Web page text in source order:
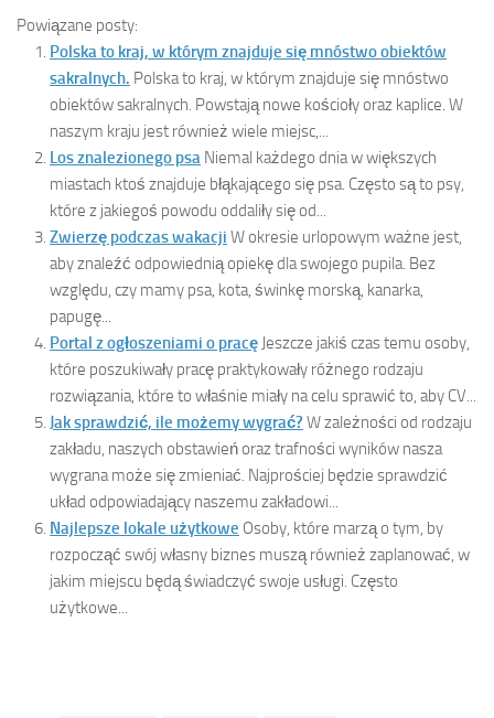
Powiązane posty:
Polska to kraj, w którym znajduje się mnóstwo obiektów
sakralnych. Polska to kraj, w którym znajduje się mnóstwo
obiektów sakralnych. Powstają nowe kościoły oraz kaplice. W
naszym kraju jest również wiele miejsc,...
Los znalezionego psa Niemal każdego dnia w większych
miastach ktoś znajduje błąkającego się psa. Często są to psy,
które z jakiegoś powodu oddaliły się od...
Zwierzę podczas wakacji W okresie urlopowym ważne jest,
aby znaleźć odpowiednią opiekę dla swojego pupila. Bez
względu, czy mamy psa, kota, świnkę morską, kanarka,
papugę...
Portal z ogłoszeniami o pracę Jeszcze jakiś czas temu osoby,
które poszukiwały pracę praktykowały różnego rodzaju
rozwiązania, które to właśnie miały na celu sprawić to, aby CV...
Jak sprawdzić, ile możemy wygrać? W zależności od rodzaju
zakładu, naszych obstawień oraz trafności wyników nasza
wygrana może się zmieniać. Najprościej będzie sprawdzić
układ odpowiadający naszemu zakładowi...
Najlepsze lokale użytkowe Osoby, które marzą o tym, by
rozpocząć swój własny biznes muszą również zaplanować, w
jakim miejscu będą świadczyć swoje usługi. Często
użytkowe...